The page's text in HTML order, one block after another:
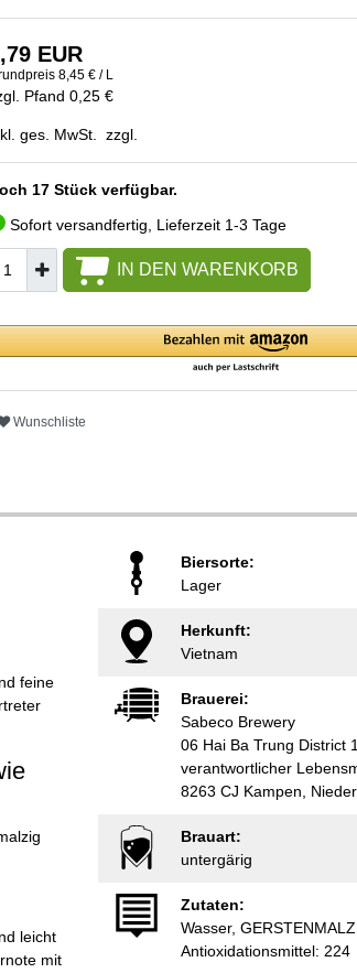
EUR
8,45 € / L
Pfand 0,25 €
ges. MwSt. zzgl.
17 Stück verfügbar.
Sofort versandfertig, Lieferzeit 1-3 Tage
IN DEN WARENKORB
Wunschliste
feine
leicht
mit
Biersorte:
Lager
Herkunft:
Vietnam
Brauerei:
Sabeco Brewery
06 Hai Ba Trung District 1
verantwortlicher
8263 CJ Kampen,
Brauart:
untergärig
Zutaten:
Wasser,
Antioxidationsmittel: 224